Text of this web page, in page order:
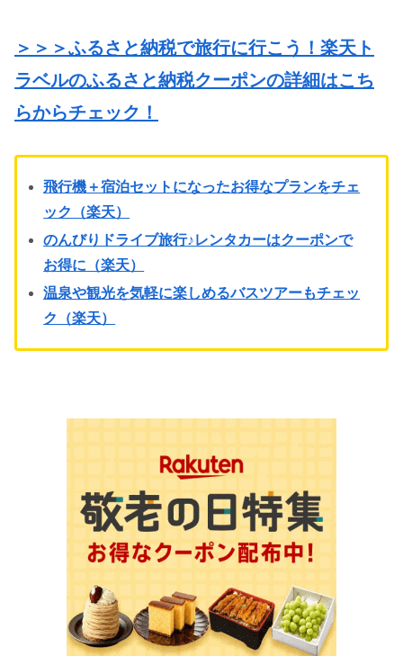
＞＞＞ふるさと納税で旅行に行こう！楽天ト
ラベルのふるさと納税クーポンの詳細はこち
らからチェック！
飛行機＋宿泊セットになったお得なプランをチェ
ック（楽天）
のんびりドライブ旅行♪レンタカーはクーポンで
お得に（楽天）
温泉や観光を気軽に楽しめるバスツアーもチェッ
ク（楽天）